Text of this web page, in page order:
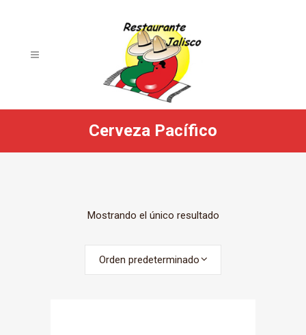
Cerveza Pacífico
Mostrando el único resultado
Orden predeterminado